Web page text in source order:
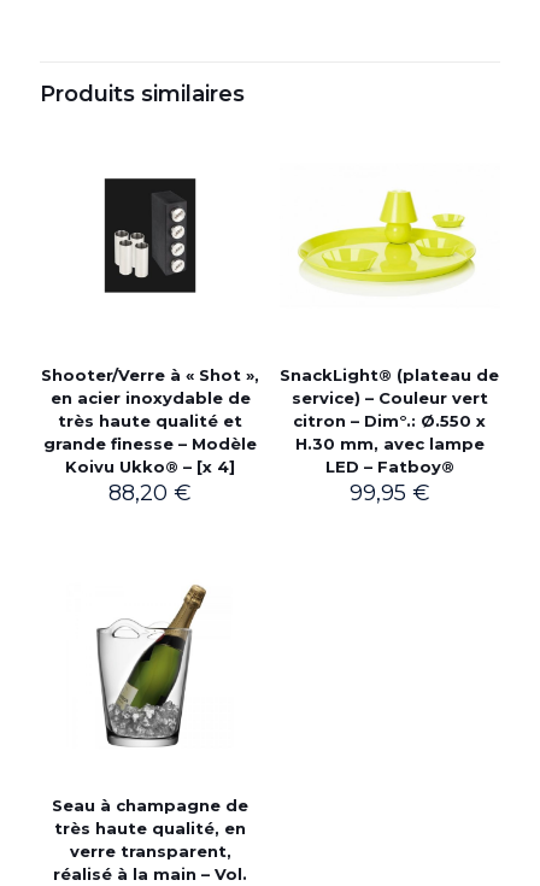
Produits similaires
Shooter/Verre à « Shot »,
en acier inoxydable de
très haute qualité et
grande finesse – Modèle
Koivu Ukko® – [x 4]
88,20€
SnackLight® (plateau de
service) – Couleur vert
citron – Dim°.: Ø.550 x
H.30 mm, avec lampe
LED – Fatboy®
99,95 €
Seau à champagne de
très haute qualité, en
verre transparent,
réalisé à la main – Vol.